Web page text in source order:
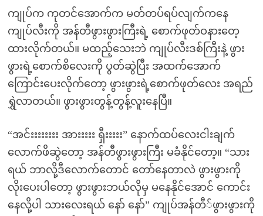
ကျုပ်က ကုတင်အောက်က မတ်တပ်ရပ်လျက်ကနေ
ကျုပ်လီးကို အန်တီဖွားဖွားကြီးရဲ့ စောက်ဖုတ်ဝနားတေ့
ထားလိုက်တယ်။ မထည့်သေးဘဲ ကျုပ်လီးဒစ်ကြီးနဲ့ ဖွား
ဖွားရဲ့စောက်စိလေးကို ပွတ်ဆွဲပြီး အထက်အောက်
ကြောင်းပေးလိုက်တော့ ဖွားဖွားရဲ့စောက်ဖုတ်လေး အရည်
ရွှဲလာတယ်။ ဖွားဖွားတွန့်တွန့်လူးနေပြီ။
“အင်းးးးးးးး အားးးးး ရှီးးးးး” နောက်ထပ်လေးငါးချက်
လောက်ဖိဆွဲတော့ အန်တီဖွားဖွားကြီး မခံနိုင်တော့။ “သား
ရယ် ဘာလို့ဒီလောက်တောင် တော်နေတာလဲ ဖွားဖွားကို
လိုးပေးပါတော့ ဖွားဖွားဘယ်လိုမှ မနေနိုင်အောင် ကောင်း
နေလို့ပါ သားလေးရယ် နော် နော်” ကျုပ်အန်တီ်ဖွားဖွားကို